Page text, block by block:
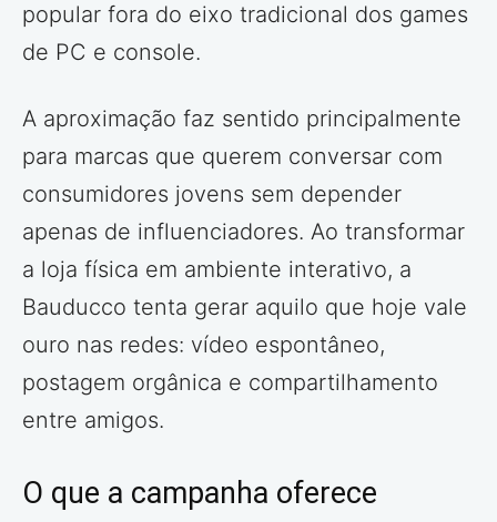
popular fora do eixo tradicional dos games
de PC e console.
A aproximação faz sentido principalmente
para marcas que querem conversar com
consumidores jovens sem depender
apenas de influenciadores. Ao transformar
a loja física em ambiente interativo, a
Bauducco tenta gerar aquilo que hoje vale
ouro nas redes: vídeo espontâneo,
postagem orgânica e compartilhamento
entre amigos.
O que a campanha oferece